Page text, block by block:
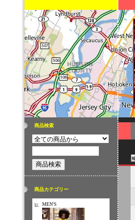
商品検索
商品カテゴリー
MEN'S